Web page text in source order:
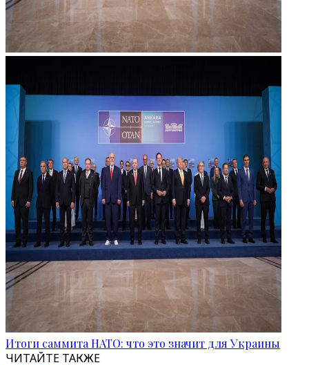
Итоги саммита НАТО: что это значит для Украины
ЧИТАЙТЕ ТАКЖЕ